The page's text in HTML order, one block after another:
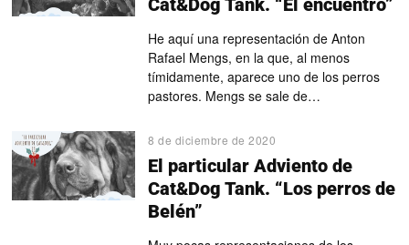
Cat&Dog Tank. “El encuentro”
He aquí una representación de Anton
Rafael Mengs, en la que, al menos
tímidamente, aparece uno de los perros
pastores. Mengs se sale de…
8 de diciembre de 2020
El particular Adviento de
Cat&Dog Tank. “Los perros de
Belén”